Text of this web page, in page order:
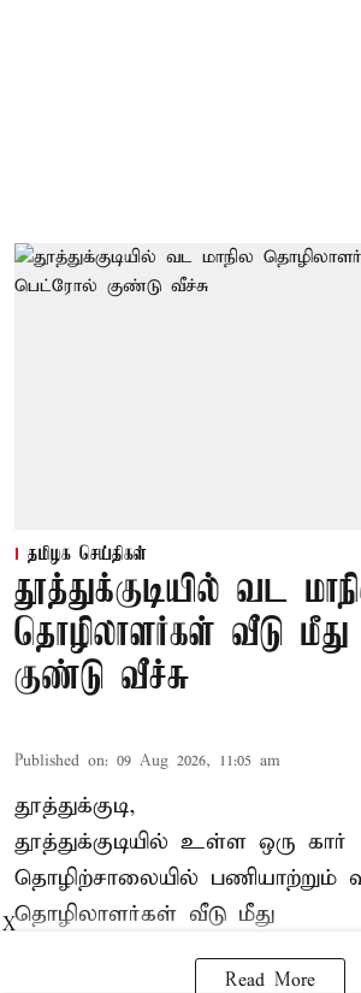
தமிழக செய்திகள்
தூத்துக்குடியில் வட
தொழிலாளர்கள் வீடு
குண்டு வீச்சு
Published on: 09 Aug 2026, 11:05 am
தூத்துக்குடி,
தூத்துக்குடியில் உள்ள ஒரு கார்
தொழிற்சாலையில் பணியாற்றும்
தொழிலாளர்கள் வீடு மீது
Read More
X